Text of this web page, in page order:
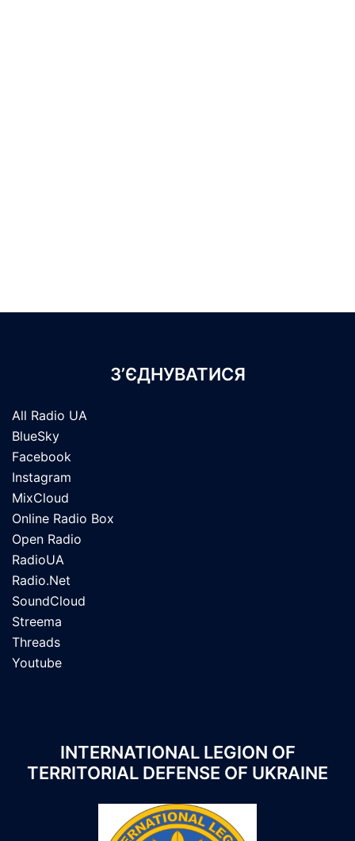
З’ЄДНУВАТИСЯ
All Radio UA
BlueSky
Facebook
Instagram
MixCloud
Online Radio Box
Open Radio
RadioUA
Radio.Net
SoundCloud
Streema
Threads
Youtube
INTERNATIONAL LEGION OF
TERRITORIAL DEFENSE OF UKRAINE